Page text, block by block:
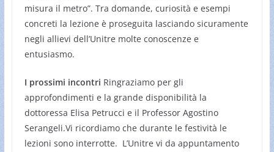
misura il metro”. Tra domande, curiosità e esempi
concreti la lezione è proseguita lasciando sicuramente
negli allievi dell’Unitre molte conoscenze e
entusiasmo.
I prossimi incontri Ringraziamo per gli
approfondimenti e la grande disponibilità la
dottoressa Elisa Petrucci e il Professor Agostino
Serangeli.Vi ricordiamo che durante le festività le
lezioni sono interrotte. L’Unitre vi da appuntamento